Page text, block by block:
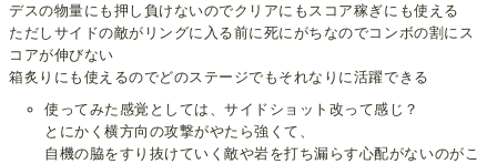
デスの物量にも押し負けないのでクリアにもスコア稼ぎにも使える
ただしサイドの敵がリングに入る前に死にがちなのでコンボの割にス
コアが伸びない
箱炙りにも使えるのでどのステージでもそれなりに活躍できる
使ってみた感覚としては、サイドショット改って感じ？
とにかく横方向の攻撃がやたら強くて、
自機の脇をすり抜けていく敵や岩を打ち漏らす心配がないのがこ